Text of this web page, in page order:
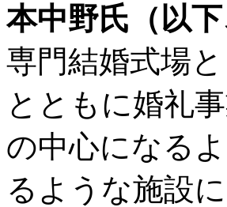
本中野氏（以
専門結婚式場
とともに婚礼
の中心になる
るような施設